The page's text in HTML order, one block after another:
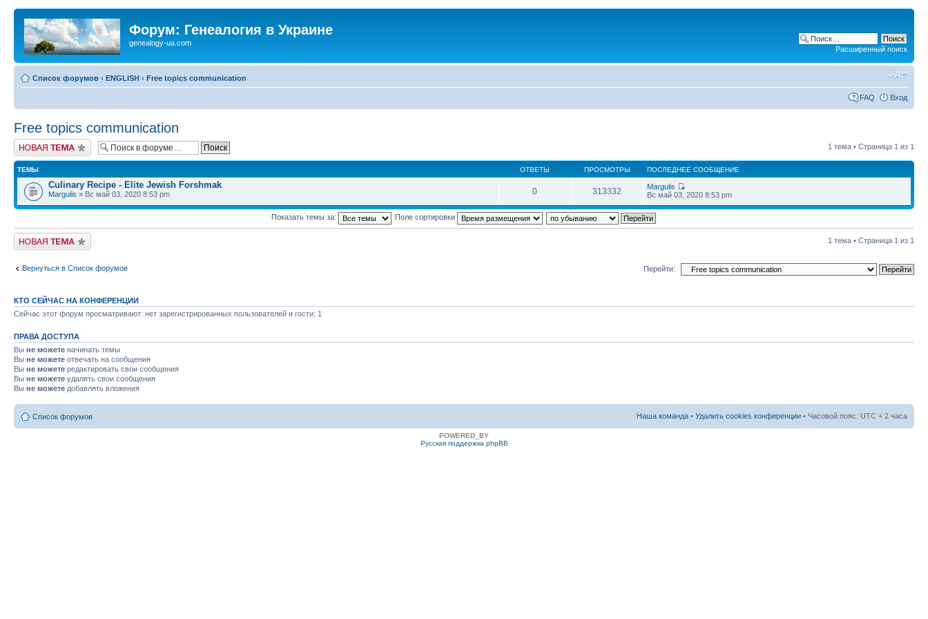
Форум: Генеалогия в Украине
genealogy-ua.com
Расширенный поиск
Список форумов ‹ ENGLISH ‹ Free topics communication
FAQ Вход
Free topics communication
Новая тема 1 тема • Страница 1 из 1
ТЕМЫ ОТВЕТЫ ПРОСМОТРЫ ПОСЛЕДНЕЕ СООБЩЕНИЕ
Culinary Recipe - Elite Jewish Forshmak
Margulis » Вс май 03, 2020 8:53 pm 0 313332
Margulis
Вс май 03, 2020 8:53 pm
Показать темы за: Поле сортировки
Новая тема 1 тема • Страница 1 из 1
Вернуться в Список форумов Перейти:
КТО СЕЙЧАС НА КОНФЕРЕНЦИИ
Сейчас этот форум просматривают: нет зарегистрированных пользователей и гости: 1
ПРАВА ДОСТУПА
Вы не можете начинать темы
Вы не можете отвечать на сообщения
Вы не можете редактировать свои сообщения
Вы не можете удалять свои сообщения
Вы не можете добавлять вложения
Список форумов Наша команда • Удалить cookies конференции • Часовой пояс: UTC + 2 часа
POWERED_BY
Русская поддержка phpBB